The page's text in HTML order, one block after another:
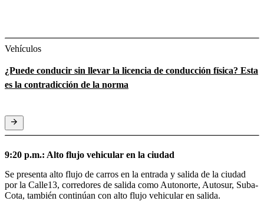
Vehículos
¿Puede conducir sin llevar la licencia de conducción física? Esta
es la contradicción de la norma
9:20 p.m.: Alto flujo vehicular en la ciudad
Se presenta alto flujo de carros en la entrada y salida de la ciudad
por la Calle13, corredores de salida como Autonorte, Autosur, Suba-
Cota, también continúan con alto flujo vehicular en salida.